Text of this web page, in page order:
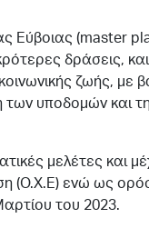
Εύβοιας (master
δράσεις,
ζωής, με
υποδομών και
μελέτες και
(Ο.Χ.Ε) ενώ ως
του 2023.